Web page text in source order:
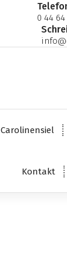
0 44 64
Carolinensiel
Kontakt